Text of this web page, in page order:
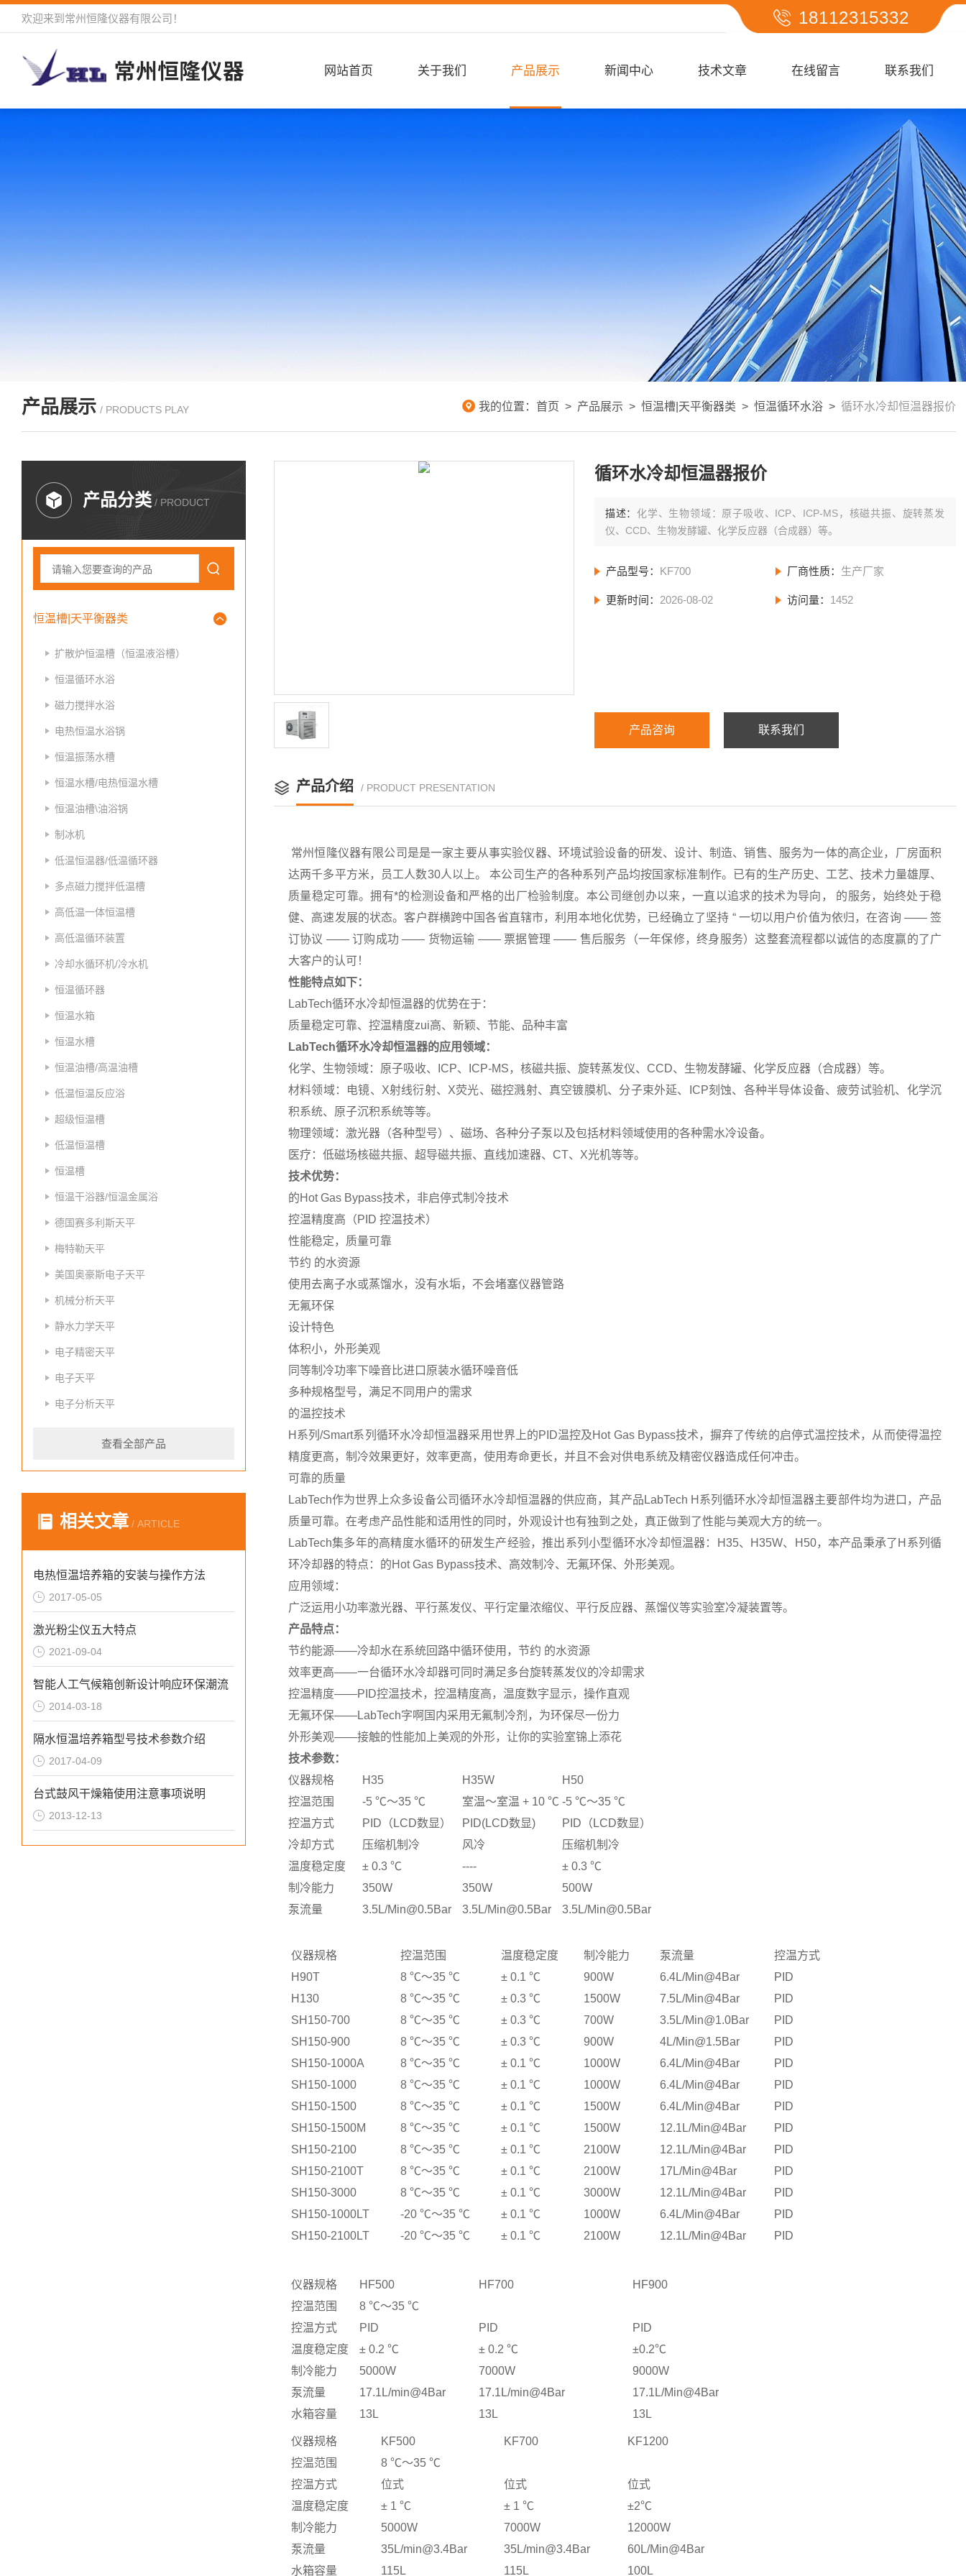
欢迎来到 常州恒隆仪器有限公司 ！ 18112315332
网站首页 关于我们 产品展示 新闻中心 技术文章 在线留言 联系我们
产品展示 / PRODUCTS PLAY 我的位置： 首页 > 产品展示 > 恒温槽|天平衡器类 > 恒温循环水浴 > 循环水冷却恒温器报价
产品分类 / PRODUCT
恒温槽|天平衡器类
扩散炉恒温槽（恒温液浴槽）
恒温循环水浴
磁力搅拌水浴
电热恒温水浴锅
恒温振荡水槽
恒温水槽/电热恒温水槽
恒温油槽\油浴锅
制冰机
低温恒温器/低温循环器
多点磁力搅拌低温槽
高低温一体恒温槽
高低温循环装置
冷却水循环机/冷水机
恒温循环器
恒温水箱
恒温水槽
恒温油槽/高温油槽
低温恒温反应浴
超级恒温槽
低温恒温槽
恒温槽
恒温干浴器/恒温金属浴
德国赛多利斯天平
梅特勒天平
美国奥豪斯电子天平
机械分析天平
静水力学天平
电子精密天平
电子天平
电子分析天平
查看全部产品
相关文章 / ARTICLE
电热恒温培养箱的安装与操作方法
2017-05-05
激光粉尘仪五大特点
2021-09-04
智能人工气候箱创新设计响应环保潮流
2014-03-18
隔水恒温培养箱型号技术参数介绍
2017-04-09
台式鼓风干燥箱使用注意事项说明
2013-12-13
循环水冷却恒温器报价
描述： 化学、生物领域：原子吸收、ICP、ICP-MS，核磁共振、旋转蒸发
仪、CCD、生物发酵罐、化学反应器（合成器）等。
产品型号： KF700 厂商性质： 生产厂家
更新时间： 2026-08-02 访问量： 1452
产品咨询 联系我们
产品介绍 / PRODUCT PRESENTATION
常州恒隆仪器有限公司是是一家主要从事实验仪器、环境试验设备的研发、设计、制造、销售、服务为一体的高企业，厂房面积
达两千多平方米，员工人数30人以上。 本公司生产的各种系列产品均按国家标准制作。已有的生产历史、工艺、技术力量雄厚、
质量稳定可靠。拥有*的检测设备和严格的出厂检验制度。本公司继创办以来，一直以追求的技术为导向， 的服务，始终处于稳
健、高速发展的状态。客户群横跨中国各省直辖市，利用本地化优势，已经确立了坚持 “ 一切以用户价值为依归，在咨询 —— 签
订协议 —— 订购成功 —— 货物运输 —— 票据管理 —— 售后服务（一年保修，终身服务）这整套流程都以诚信的态度赢的了广
大客户的认可！
性能特点如下：
LabTech循环水冷却恒温器的优势在于：
质量稳定可靠、控温精度zui高、新颖、节能、品种丰富
LabTech循环水冷却恒温器的应用领域：
化学、生物领域：原子吸收、ICP、ICP-MS，核磁共振、旋转蒸发仪、CCD、生物发酵罐、化学反应器（合成器）等。
材料领域：电镜、X射线衍射、X荧光、磁控溅射、真空镀膜机、分子束外延、ICP刻蚀、各种半导体设备、疲劳试验机、化学沉
积系统、原子沉积系统等等。
物理领域：激光器（各种型号）、磁场、各种分子泵以及包括材料领域使用的各种需水冷设备。
医疗：低磁场核磁共振、超导磁共振、直线加速器、CT、X光机等等。
技术优势：
的Hot Gas Bypass技术，非启停式制冷技术
控温精度高（PID 控温技术）
性能稳定，质量可靠
节约 的水资源
使用去离子水或蒸馏水，没有水垢，不会堵塞仪器管路
无氟环保
设计特色
体积小，外形美观
同等制冷功率下噪音比进口原装水循环噪音低
多种规格型号，满足不同用户的需求
的温控技术
H系列/Smart系列循环水冷却恒温器采用世界上的PID温控及Hot Gas Bypass技术，摒弃了传统的启停式温控技术，从而使得温控
精度更高，制冷效果更好，效率更高，使用寿命更长，并且不会对供电系统及精密仪器造成任何冲击。
可靠的质量
LabTech作为世界上众多设备公司循环水冷却恒温器的供应商，其产品LabTech H系列循环水冷却恒温器主要部件均为进口，产品
质量可靠。在考虑产品性能和适用性的同时，外观设计也有独到之处，真正做到了性能与美观大方的统一。
LabTech集多年的高精度水循环的研发生产经验，推出系列小型循环水冷却恒温器：H35、H35W、H50，本产品秉承了H系列循
环冷却器的特点：的Hot Gas Bypass技术、高效制冷、无氟环保、外形美观。
应用领域：
广泛运用小功率激光器、平行蒸发仪、平行定量浓缩仪、平行反应器、蒸馏仪等实验室冷凝装置等。
产品特点：
节约能源——冷却水在系统回路中循环使用，节约 的水资源
效率更高——一台循环水冷却器可同时满足多台旋转蒸发仪的冷却需求
控温精度——PID控温技术，控温精度高，温度数字显示，操作直观
无氟环保——LabTech字啊国内采用无氟制冷剂，为环保尽一份力
外形美观——接触的性能加上美观的外形，让你的实验室锦上添花
技术参数：
仪器规格
H35 H35W
H50
控温范围
-5 ℃～35 ℃ 室温～室温 + 10 ℃ -5 ℃～35 ℃
控温方式
PID （ LCD数显） PID(LCD数显) PID （ LCD数显）
冷却方式
压缩机制冷 风冷
压缩机制冷
温度稳定度
± 0.3 ℃ ---- ± 0.3 ℃
制冷能力
350W 350W
500W
泵流量
3.5L/Min@0.5Bar 3.5L/Min@0.5Bar 3.5L/Min@0.5Bar
仪器规格 控温范围 温度稳定度 制冷能力 泵流量
控温方式
H90T
8 ℃～35 ℃ ± 0.1 ℃ 900W 6.4L/Min@4Bar
PID
H130
8 ℃～35 ℃ ± 0.3 ℃ 1500W 7.5L/Min@4Bar
PID
SH150-700
8 ℃～35 ℃ ± 0.3 ℃ 700W 3.5L/Min@1.0Bar
PID
SH150-900
8 ℃～35 ℃ ± 0.3 ℃ 900W 4L/Min@1.5Bar
PID
SH150-1000A
8 ℃～35 ℃ ± 0.1 ℃ 1000W 6.4L/Min@4Bar
PID
SH150-1000
8 ℃～35 ℃ ± 0.1 ℃ 1000W 6.4L/Min@4Bar
PID
SH150-1500
8 ℃～35 ℃ ± 0.1 ℃ 1500W 6.4L/Min@4Bar
PID
SH150-1500M
8 ℃～35 ℃ ± 0.1 ℃ 1500W 12.1L/Min@4Bar
PID
SH150-2100
8 ℃～35 ℃ ± 0.1 ℃ 2100W 12.1L/Min@4Bar
PID
SH150-2100T
8 ℃～35 ℃ ± 0.1 ℃ 2100W 17L/Min@4Bar
PID
SH150-3000
8 ℃～35 ℃ ± 0.1 ℃ 3000W 12.1L/Min@4Bar
PID
SH150-1000LT
-20 ℃～35 ℃ ± 0.1 ℃ 1000W 6.4L/Min@4Bar
PID
SH150-2100LT
-20 ℃～35 ℃ ± 0.1 ℃ 2100W 12.1L/Min@4Bar PID
仪器规格 HF500 HF700
HF900
控温范围
8 ℃～35 ℃
控温方式
PID PID
PID
温度稳定度
± 0.2 ℃ ± 0.2 ℃ ±0.2℃
制冷能力
5000W 7000W
9000W
泵流量
17.1L/min@4Bar 17.1L/min@4Bar
17.1L/Min@4Bar
水箱容量
13L 13L 13L
仪器规格 KF500 KF700
KF1200
控温范围
8 ℃～35 ℃
控温方式
位式 位式
位式
温度稳定度
± 1 ℃ ± 1 ℃ ±2℃
制冷能力
5000W 7000W
12000W
泵流量
35L/min@3.4Bar 35L/min@3.4Bar
60L/Min@4Bar
水箱容量
115L 115L 100L